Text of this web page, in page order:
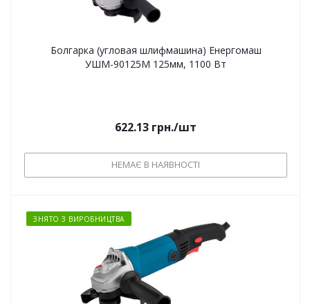
Болгарка (угловая шлифмашина) Енергомаш
УШМ-90125М 125мм, 1100 Вт
622.13 грн./шт
НЕМАЄ В НАЯВНОСТІ
ЗНЯТО З ВИРОБНИЦТВА